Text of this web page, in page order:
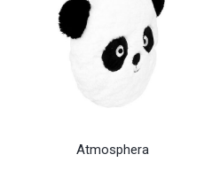
Atmosphera